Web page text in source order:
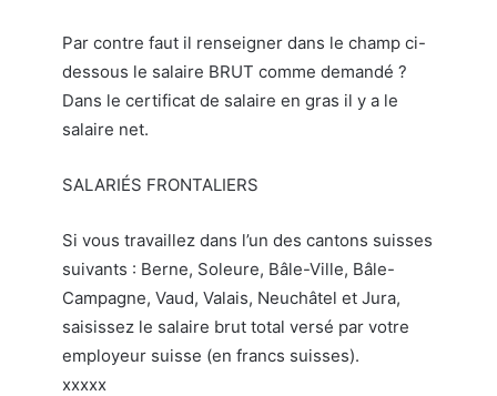
Par contre faut il renseigner dans le champ ci-
dessous le salaire BRUT comme demandé ?
Dans le certificat de salaire en gras il y a le
salaire net.
SALARIÉS FRONTALIERS
Si vous travaillez dans l’un des cantons suisses
suivants : Berne, Soleure, Bâle-Ville, Bâle-
Campagne, Vaud, Valais, Neuchâtel et Jura,
saisissez le salaire brut total versé par votre
employeur suisse (en francs suisses).
xxxxx